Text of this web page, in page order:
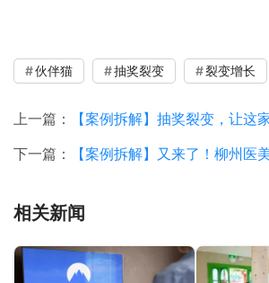
伙伴猫 抽奖裂变 裂变增长
上一篇：
【案例拆解】抽奖裂变，让这家少儿围棋
下一篇：
【案例拆解】又来了！柳州医美老板娘，1天
相关新闻